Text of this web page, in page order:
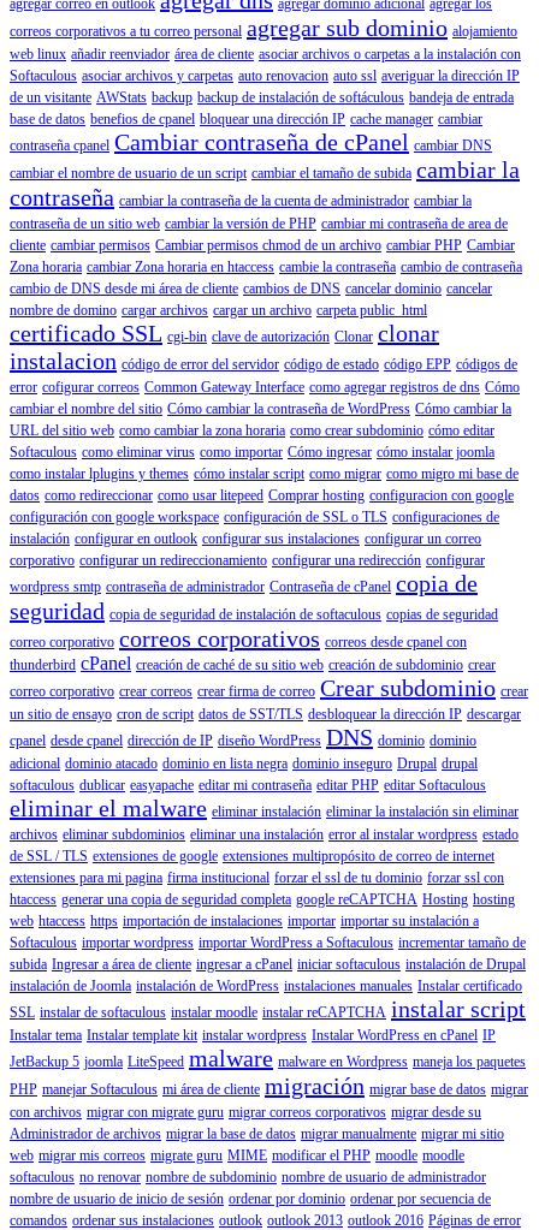
correos corporativos a tu correo personal agregar sub dominio alojamiento
web linux añadir reenviador área de cliente asociar archivos o carpetas a la instalación con
Softaculous asociar archivos y carpetas auto renovacion auto ssl averiguar la dirección IP
de un visitante AWStats backup backup de instalación de softáculous bandeja de entrada
base de datos benefios de cpanel bloquear una dirección IP cache manager cambiar
contraseña cpanel Cambiar contraseña de cPanel cambiar DNS
cambiar el nombre de usuario de un script cambiar el tamaño de subida cambiar la
contraseña cambiar la contraseña de la cuenta de administrador cambiar la
contraseña de un sitio web cambiar la versión de PHP cambiar mi contraseña de area de
cliente cambiar permisos Cambiar permisos chmod de un archivo cambiar PHP Cambiar
Zona horaria cambiar Zona horaria en htaccess cambie la contraseña cambio de contraseña
cambio de DNS desde mi área de cliente cambios de DNS cancelar dominio cancelar
nombre de domino cargar archivos cargar un archivo carpeta public_html
certificado SSL cgi-bin clave de autorización Clonar clonar
instalacion código de error del servidor código de estado código EPP códigos de
error cofigurar correos Common Gateway Interface como agregar registros de dns Cómo
cambiar el nombre del sitio Cómo cambiar la contraseña de WordPress Cómo cambiar la
URL del sitio web como cambiar la zona horaria como crear subdominio cómo editar
Softaculous como eliminar virus como importar Cómo ingresar cómo instalar joomla
como instalar lplugins y themes cómo instalar script como migrar como migro mi base de
datos como redireccionar como usar litepeed Comprar hosting configuracion con google
configuración con google workspace configuración de SSL o TLS configuraciones de
instalación configurar en outlook configurar sus instalaciones configurar un correo
corporativo configurar un redireccionamiento configurar una redirección configurar
wordpress smtp contraseña de administrador Contraseña de cPanel copia de
seguridad copia de seguridad de instalación de softaculous copias de seguridad
correo corporativo correos corporativos correos desde cpanel con
thunderbird cPanel creación de caché de su sitio web creación de subdominio crear
correo corporativo crear correos crear firma de correo Crear subdominio crear
un sitio de ensayo cron de script datos de SST/TLS desbloquear la dirección IP descargar
cpanel desde cpanel dirección de IP diseño WordPress DNS dominio dominio
adicional dominio atacado dominio en lista negra dominio inseguro Drupal drupal
softaculous dublicar easyapache editar mi contraseña editar PHP editar Softaculous
eliminar el malware eliminar instalación eliminar la instalación sin eliminar
archivos eliminar subdominios eliminar una instalación error al instalar wordpress estado
de SSL / TLS extensiones de google extensiones multipropósito de correo de internet
extensiones para mi pagina firma institucional forzar el ssl de tu dominio forzar ssl con
htaccess generar una copia de seguridad completa google reCAPTCHA Hosting hosting
web htaccess https importación de instalaciones importar importar su instalación a
Softaculous importar wordpress importar WordPress a Softaculous incrementar tamaño de
subida Ingresar a área de cliente ingresar a cPanel iniciar softaculous instalación de Drupal
instalación de Joomla instalación de WordPress instalaciones manuales Instalar certificado
SSL instalar de softaculous instalar moodle instalar reCAPTCHA instalar script
Instalar tema Instalar template kit instalar wordpress Instalar WordPress en cPanel IP
JetBackup 5 joomla LiteSpeed malware malware en Wordpress maneja los paquetes
PHP manejar Softaculous mi área de cliente migración migrar base de datos migrar
con archivos migrar con migrate guru migrar correos corporativos migrar desde su
Administrador de archivos migrar la base de datos migrar manualmente migrar mi sitio
web migrar mis correos migrate guru MIME modificar el PHP moodle moodle
softaculous no renovar nombre de subdominio nombre de usuario de administrador
nombre de usuario de inicio de sesión ordenar por dominio ordenar por secuencia de
comandos ordenar sus instalaciones outlook outlook 2013 outlook 2016 Páginas de error